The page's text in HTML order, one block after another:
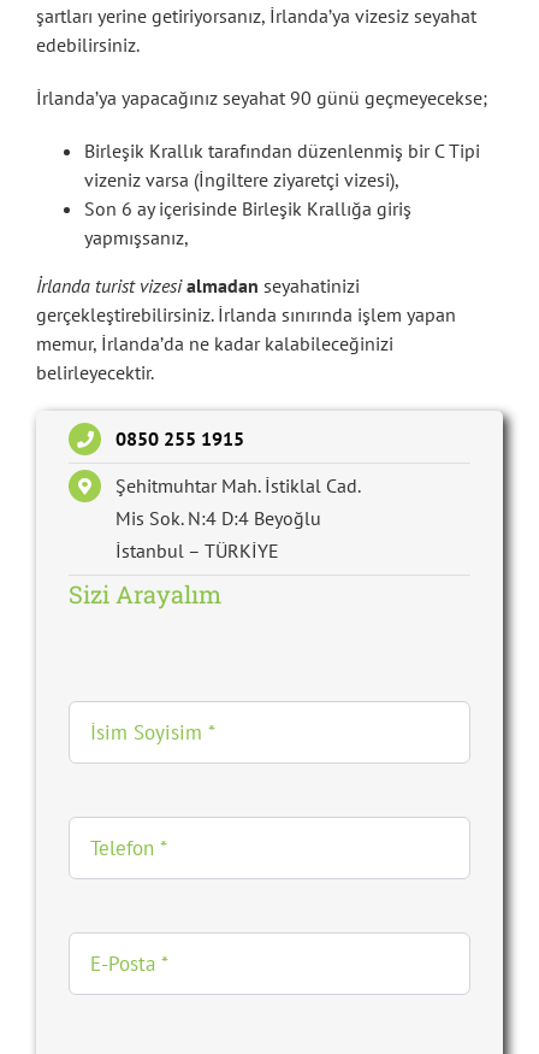
şartları yerine getiriyorsanız, İrlanda’ya vizesiz seyahat
edebilirsiniz.
İrlanda’ya yapacağınız seyahat 90 günü geçmeyecekse;
Birleşik Krallık tarafından düzenlenmiş bir C Tipi
vizeniz varsa (İngiltere ziyaretçi vizesi),
Son 6 ay içerisinde Birleşik Krallığa giriş
yapmışsanız,
İrlanda turist vizesi almadan seyahatinizi
gerçekleştirebilirsiniz. İrlanda sınırında işlem yapan
memur, İrlanda’da ne kadar kalabileceğinizi
belirleyecektir.
0850 255 1915
Şehitmuhtar Mah. İstiklal Cad.
Mis Sok. N:4 D:4 Beyoğlu
İstanbul – TÜRKİYE
Sizi Arayalım